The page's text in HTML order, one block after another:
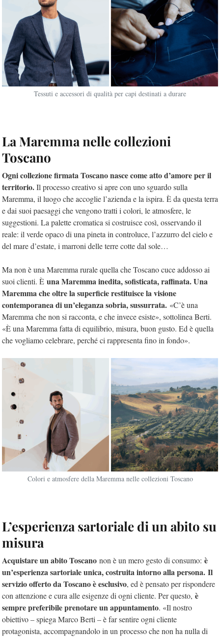
Tessuti e accessori di qualità per capi destinati a durare
La Maremma nelle collezioni
Toscano
Ogni collezione firmata Toscano nasce come atto d’amore per il
territorio.Il processo creativo si apre con uno sguardo sulla
Maremma, il luogo che accoglie l’azienda e la ispira. È da questa terra
e dai suoi paesaggi che vengono tratti i colori, le atmosfere, le
suggestioni. La palette cromatica si costruisce così, osservando il
reale: il verde opaco di una pineta in controluce, l’azzurro del cielo e
del mare d’estate, i marroni delle terre cotte dal sole…
Ma non è una Maremma rurale quella che Toscano cuce addosso ai
suoi clienti. È una Maremma inedita, sofisticata, raffinata. Una
Maremma che oltre la superficie restituisce la visione
contemporanea di un’eleganza sobria, sussurrata. «C’è una
Maremma che non si racconta, e che invece esiste», sottolinea Berti.
«È una Maremma fatta di equilibrio, misura, buon gusto. Ed è quella
che vogliamo celebrare, perché ci rappresenta fino in fondo».
Colori e atmosfere della Maremma nelle collezioni Toscano
L’esperienza sartoriale di un abito su
misura
Acquistare un abito Toscano non è un mero gesto di consumo: è
un’esperienza sartoriale unica, costruita intorno alla persona. Il
servizio offerto da Toscano è esclusivo, ed è pensato per rispondere
con attenzione e cura alle esigenze di ogni cliente. Per questo, è
sempre preferibile prenotare un appuntamento. «Il nostro
obiettivo – spiega Marco Berti – è far sentire ogni cliente
protagonista, accompagnandolo in un processo che non ha nulla di